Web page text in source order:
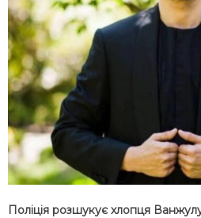
Поліція розшукує хлопця